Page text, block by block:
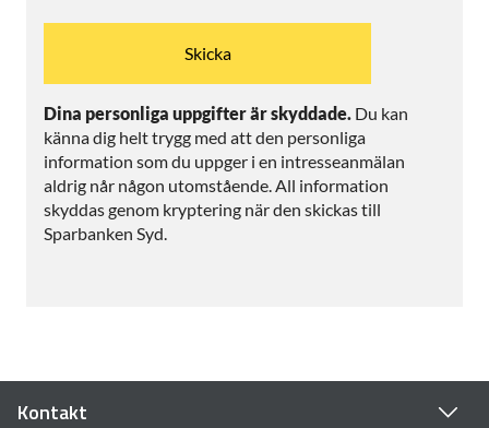
Dina personliga uppgifter är skyddade. Du kan
känna dig helt trygg med att den personliga
information som du uppger i en intresseanmälan
aldrig når någon utomstående. All information
skyddas genom kryptering när den skickas till
Sparbanken Syd.
Kontakt